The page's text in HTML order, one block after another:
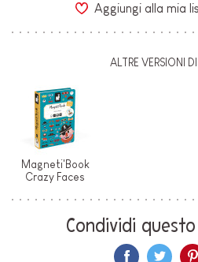
Aggiungi alla mia
ALTRE VERSIONI
Magneti'Book
Crazy Faces
Condividi